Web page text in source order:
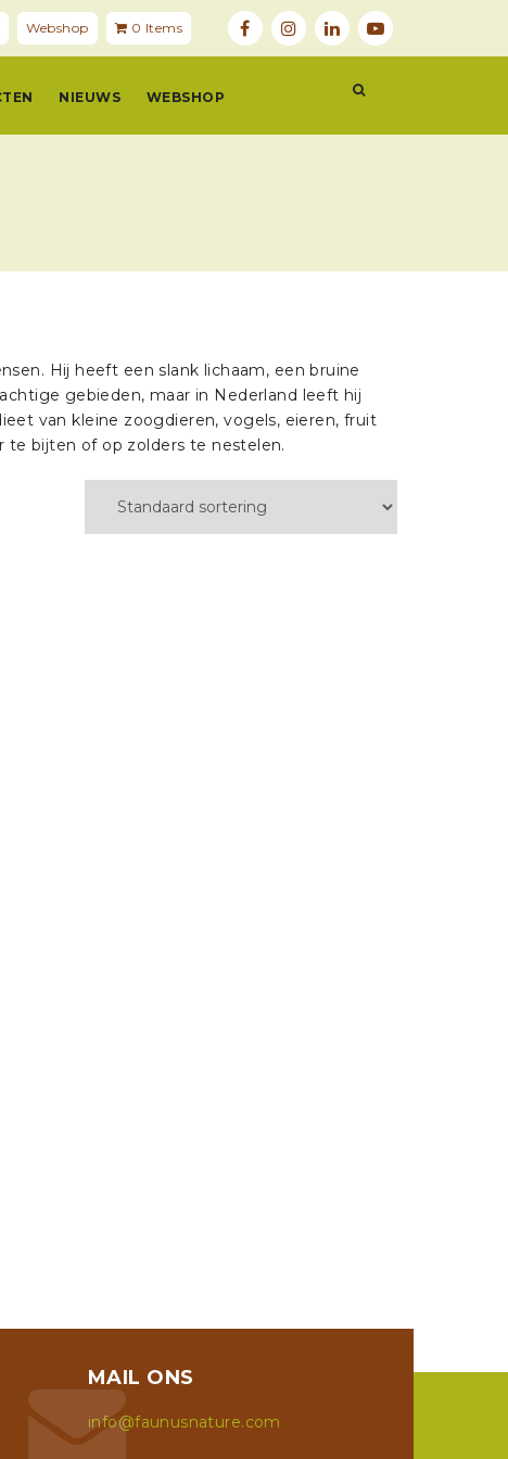
Webshop 0 Items
NIEUWS WEBSHOP
Hij heeft een slank lichaam, een bruine
gebieden, maar in Nederland leeft hij
van kleine zoogdieren, vogels, eieren, fruit
te bijten of op zolders te nestelen.
MAIL ONS
info@faunusnature.com